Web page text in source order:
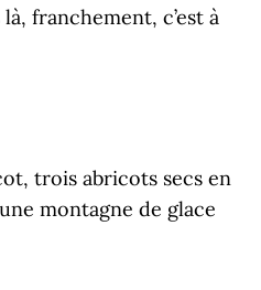
franchement, c’est à
trois abricots secs en
montagne de glace